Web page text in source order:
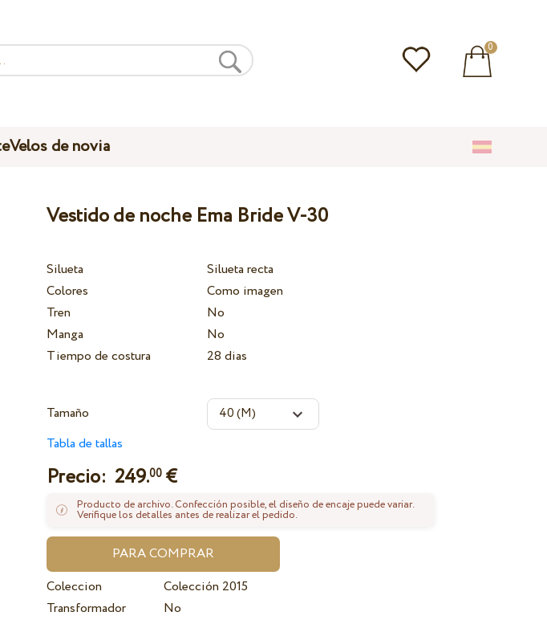
0
Velos de novia
Vestido de noche Ema Bride V-30
Silueta
Silueta recta
Colores
Como imagen
Tren
No
Manga
No
Tiempo de costura
28 dias
Tamaño
Tabla de tallas
Precio: 249.00 €
Producto de archivo. Confección posible, el diseño de encaje puede variar.
Verifique los detalles antes de realizar el pedido.
Coleccion
Colección 2015
Transformador
No